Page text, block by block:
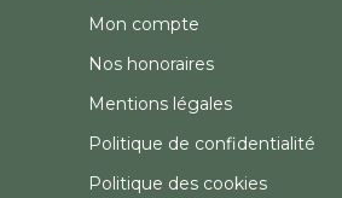
Mon compte
Nos honoraires
Mentions légales
Politique de confidentialité
Politique des cookies